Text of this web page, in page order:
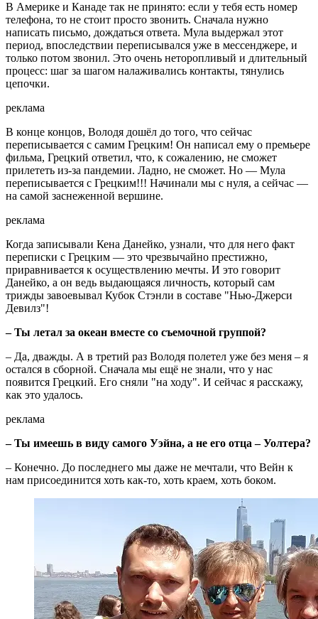
В Америке и Канаде так не принято: если у тебя есть номер
телефона, то не стоит просто звонить. Сначала нужно
написать письмо, дождаться ответа. Мула выдержал этот
период, впоследствии переписывался уже в мессенджере, и
только потом звонил. Это очень неторопливый и длительный
процесс: шаг за шагом налаживались контакты, тянулись
цепочки.
реклама
В конце концов, Володя дошёл до того, что сейчас
переписывается с самим Грецким! Он написал ему о премьере
фильма, Грецкий ответил, что, к сожалению, не сможет
прилететь из-за пандемии. Ладно, не сможет. Но — Мула
переписывается с Грецким!!! Начинали мы с нуля, а сейчас —
на самой заснеженной вершине.
реклама
Когда записывали Кена Данейко, узнали, что для него факт
переписки с Грецким — это чрезвычайно престижно,
приравнивается к осуществлению мечты. И это говорит
Данейко, а он ведь выдающаяся личность, который сам
трижды завоевывал Кубок Стэнли в составе "Нью-Джерси
Девилз"!
– Ты летал за океан вместе со съемочной группой?
– Да, дважды. А в третий раз Володя полетел уже без меня – я
остался в сборной. Сначала мы ещё не знали, что у нас
появится Грецкий. Его сняли "на ходу". И сейчас я расскажу,
как это удалось.
реклама
– Ты имеешь в виду самого Уэйна, а не его отца – Уолтера?
– Конечно. До последнего мы даже не мечтали, что Вейн к
нам присоединится хоть как-то, хоть краем, хоть боком.